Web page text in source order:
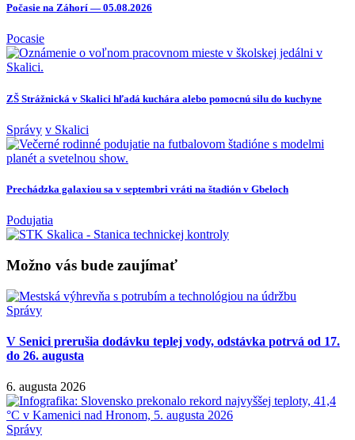
Počasie na Záhorí — 05.08.2026
Pocasie
ZŠ Strážnická v Skalici hľadá kuchára alebo pomocnú silu do kuchyne
Správy v Skalici
Prechádzka galaxiou sa v septembri vráti na štadión v Gbeloch
Podujatia
Možno vás bude zaujímať
Správy
V Senici prerušia dodávku teplej vody, odstávka potrvá od 17.
do 26. augusta
6. augusta 2026
Správy